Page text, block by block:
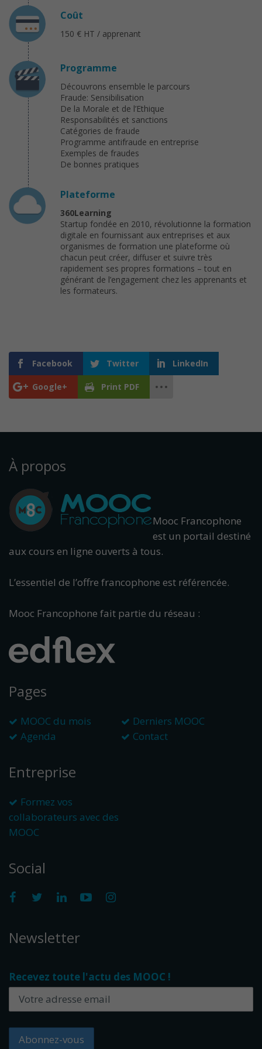
Coût
150 € HT / apprenant
Programme
Découvrons ensemble le parcours
Fraude: Sensibilisation
De la Morale et de l’Ethique
Responsabilités et sanctions
Catégories de fraude
Programme antifraude en entreprise
Exemples de fraudes
De bonnes pratiques
Plateforme
360Learning
Startup fondée en 2010, révolutionne la formation
digitale en fournissant aux entreprises et aux
organismes de formation une plateforme où
chacun peut créer, diffuser et suivre très
rapidement ses propres formations – tout en
générant de l’engagement chez les apprenants et
les formateurs.
Facebook Twitter LinkedIn
Google+ Print PDF
À propos
Mooc Francophone
est un portail destiné
aux cours en ligne ouverts à tous.
L’essentiel de l’offre francophone est référencée.
Mooc Francophone fait partie du réseau :
Pages
MOOC du mois
Derniers MOOC
Agenda
Contact
Entreprise
Formez vos
collaborateurs avec des
MOOC
Social
Newsletter
Recevez toute l'actu des MOOC !